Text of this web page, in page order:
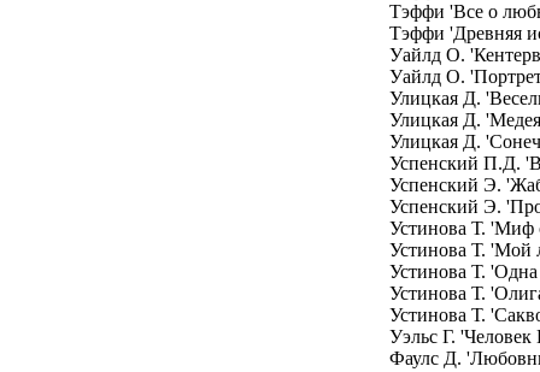
Тэффи 'Все о
Тэффи 'Древняя
Уайлд О.
Уайлд О.
Улицкая Д.
Улицкая Д.
Улицкая Д.
Успенский П.Д. 'В
Успенский Э.
Успенский Э.
Устинова Т. 'Миф
Устинова Т. 'Мой
Устинова Т.
Устинова Т.
Устинова Т.
Уэльс Г.
Фаулс Д.